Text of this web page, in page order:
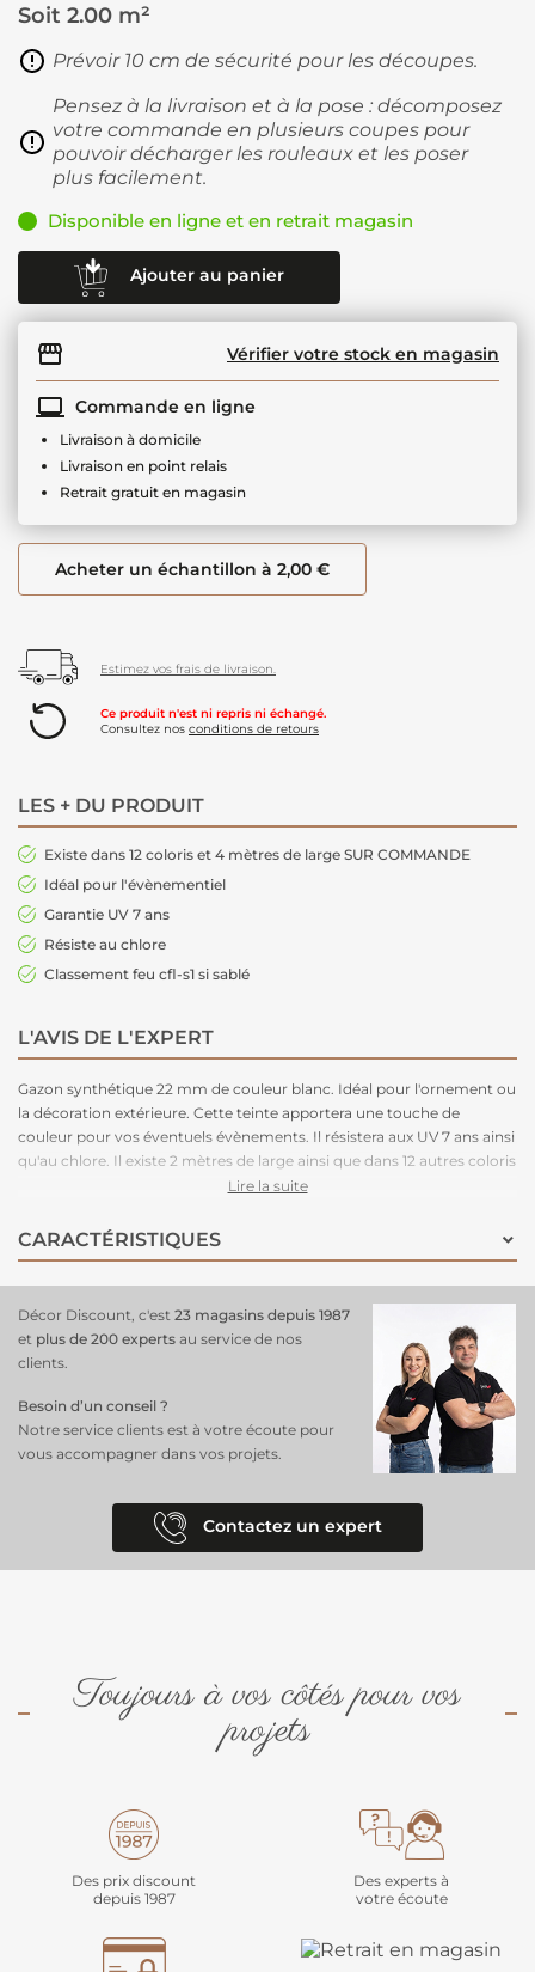
Soit 2.00 m²
Prévoir 10 cm de sécurité pour les découpes.
Pensez à la livraison et à la pose : décomposez
votre commande en plusieurs coupes pour
pouvoir décharger les rouleaux et les poser
plus facilement.
Disponible en ligne et en retrait magasin
Ajouter au panier
Vérifier votre stock en magasin
Commande en ligne
Livraison à domicile
Livraison en point relais
Retrait gratuit en magasin
Acheter un échantillon à 2,00 €
Estimez vos frais de livraison.
Ce produit n'est ni repris ni échangé.
Consultez nos conditions de retours
LES + DU PRODUIT
Existe dans 12 coloris et 4 mètres de large SUR COMMANDE
Idéal pour l'évènementiel
Garantie UV 7 ans
Résiste au chlore
Classement feu cfl-s1 si sablé
L'AVIS DE L'EXPERT
Gazon synthétique 22 mm de couleur blanc . Idéal pour l'ornement ou
la décoration extérieure. Cette teinte apportera une touche de
couleur pour vos éventuels évènements. Il résistera aux UV 7 ans ainsi
qu'au chlore. Il existe 2 mètres de large ainsi que dans 12 autres coloris
sur commande. Classement feu possible cfl-s1 si sablé.
Lire la suite
CARACTÉRISTIQUES
Décor Discount, c'est 23 magasins depuis 1987
et plus de 200 experts au service de nos
clients.
Besoin d’un conseil ?
Notre service clients est à votre écoute pour
vous accompagner dans vos projets.
Contactez un expert
Toujours à vos côtés pour vos
projets
Des prix discount
depuis 1987
Des experts à
votre écoute